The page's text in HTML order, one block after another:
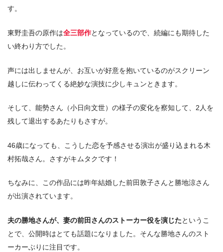
す。
東野圭吾の原作は全三部作となっているので、続編にも期待した
い終わり方でした。
声には出しませんが、お互いが好意を抱いているのがスクリーン
越しに伝わってくる絶妙な演技に少しキュンときます。
そして、能勢さん（小日向文世）の様子の変化を察知して、2人を
残して退出するあたりもさすが。
46歳になっても、こうした恋を予感させる演出が盛り込まれる木
村拓哉さん。さすがキムタクです！
ちなみに、この作品には昨年結婚した前田敦子さんと勝地涼さん
が出演されています。
夫の勝地さんが、妻の前田さんのストーカー役を演じたというこ
とで、公開時はとても話題になりました。そんな勝地さんのスト
ーカーぶりに注目です。